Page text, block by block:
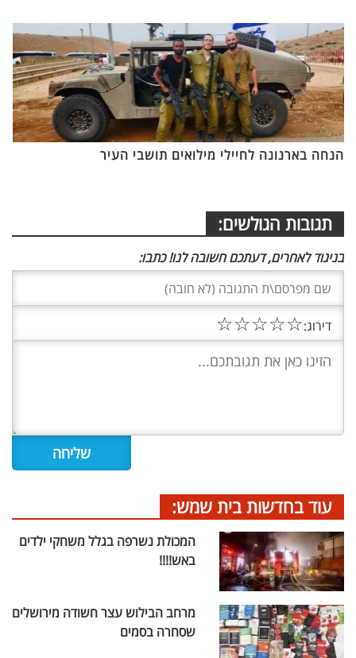
הנחה בארנונה לחיילי מילואים תושבי העיר
תגובות הגולשים:
בניגוד לאחרים, דעתכם חשובה לנו! כתבו:
דירוג:☆
☆
☆
☆
☆
עוד בחדשות בית שמש:
המכולת נשרפה בגלל משחקי ילדים
באש!!!!
מרחב הבילוש עצר חשודה מירושלים
שסחרה בסמים